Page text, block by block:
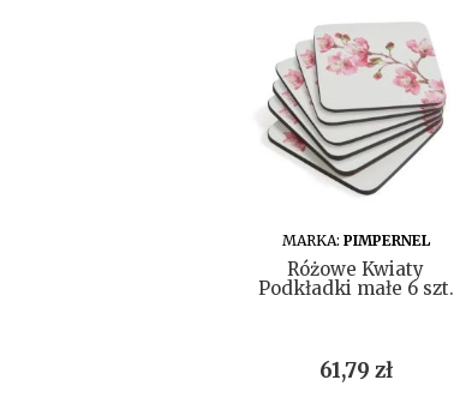
DO KOSZYKA
MARKA: PIMPERNEL
Różowe Kwiaty
Podkładki małe 6 szt.
Cena
61,79 zł